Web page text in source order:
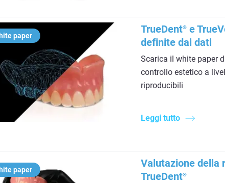
paper
TrueDent® e
definite dai dati
Scarica il white paper
controllo estetico a
riproducibili
Leggi tutto
paper
Valutazione della
TrueDent®